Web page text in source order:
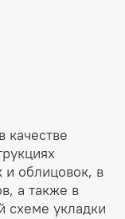
качестве
и облицовок, в
а также в
схеме укладки